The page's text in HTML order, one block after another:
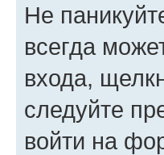
Не
всегда
входа,
следуйте
войти на